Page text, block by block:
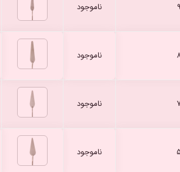
ناموجود
ناموجود
ناموجود
ناموجود